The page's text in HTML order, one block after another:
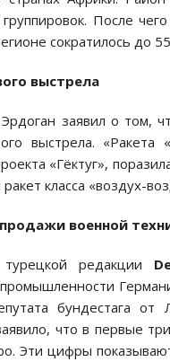
После
сократилось до
выстрела
заявил о том,
выстрела.
«Гёктуг»,
ракет класса «воздух-
военной
редакции
бундестага
что в первые
Эти цифры